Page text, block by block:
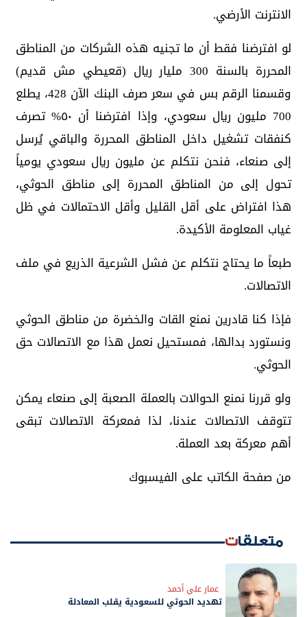
الانترنت الأرضي.
لو افترضنا فقط أن ما تجنيه هذه الشركات من المناطق
المحررة بالسنة 300 مليار ريال (قعيطي مش قديم)
وقسمنا الرقم بس في سعر صرف البنك الآن 428، يطلع
700 مليون ريال سعودي، وإذا افترضنا أن ٥٠% تصرف
كنفقات تشغيل داخل المناطق المحررة والباقي يُرسل
إلى صنعاء، فنحن نتكلم عن مليون ريال سعودي يومياً
تحول إلى من المناطق المحررة إلى مناطق الحوثي،
هذا افتراض على أقل القليل وأقل الاحتمالات في ظل
غياب المعلومة الأكيدة.
طبعاً ما يحتاج نتكلم عن فشل الشرعية الذريع في ملف
الاتصالات.
فإذا كنا قادرين نمنع القات والخضرة من مناطق الحوثي
ونستورد بدالها، فمستحيل نعمل هذا مع الاتصالات حق
الحوثي.
ولو قررنا نمنع الحوالات بالعملة الصعبة إلى صنعاء يمكن
تتوقف الاتصالات عندنا، لذا فمعركة الاتصالات تبقى
أهم معركة بعد العملة.
من صفحة الكاتب على الفيسبوك
متعلقات
عمار علي أحمد
تهديد الحوثي للسعودية يقلب المعادلة